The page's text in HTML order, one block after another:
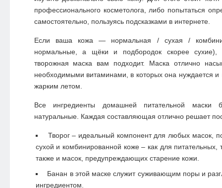
профессионального косметолога, либо попытаться
самостоятельно, пользуясь подсказками в интернете.
Если ваша кожа — нормальная / сухая /
нормальные, а щёки и подбородок скорее сухие),
творожная маска вам подходит. Маска отлично
необходимыми витаминами, в которых она нуждается
жарким летом.
Все ингредиенты домашней питательной маски
натуральные. Каждая составляющая отлично решает
Творог – идеальный компонент для любых масок,
сухой и комбинированной коже – как для
также и масок, предупреждающих старение кожи.
Банан в этой маске служит суживающим поры и
ингредиентом.